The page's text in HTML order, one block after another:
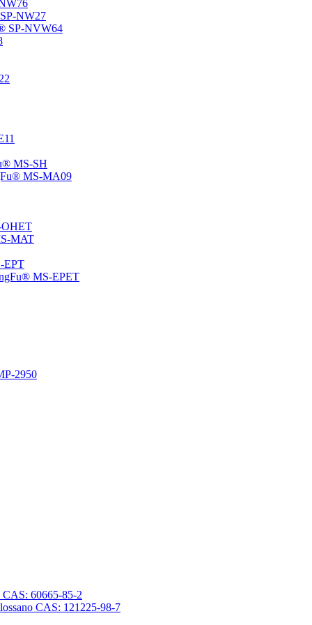
NW27
SP-NVW64
MS-SH
MS-MA09
OHET
MAT
EPT
MS-EPET
2950
CAS: 60665-85-2
CAS: 121225-98-7